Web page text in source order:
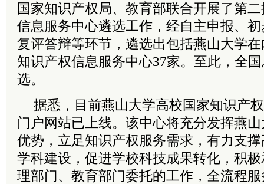
国家知识产权局、教育部联合开展了第
信息服务中心遴选工作，经自主申报、
复评答辩等环节，遴选出包括燕山大学
知识产权信息服务中心37家。至此，全
选。
据悉，目前燕山大学高校国家知识产
门户网站已上线。该中心将充分发挥燕
优势，立足知识产权服务需求，有力支
学科建设，促进学校科技成果转化，积
理部门、教育部门委托的工作，全流程